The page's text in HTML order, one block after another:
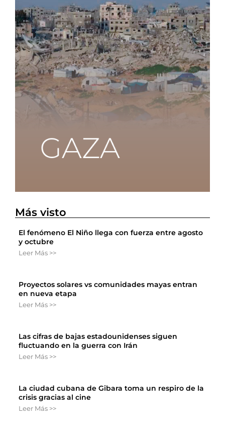
Más visto
El fenómeno El Niño llega con fuerza entre agosto
y octubre
Leer Más >>
Proyectos solares vs comunidades mayas entran
en nueva etapa
Leer Más >>
Las cifras de bajas estadounidenses siguen
fluctuando en la guerra con Irán
Leer Más >>
La ciudad cubana de Gibara toma un respiro de la
crisis gracias al cine
Leer Más >>